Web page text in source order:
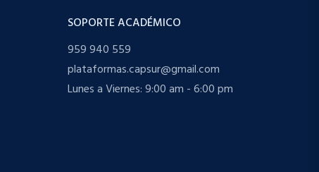
SOPORTE ACADÉMICO
959 940 559
plataformas.capsur@gmail.com
Lunes a Viernes: 9:00 am - 6:00 pm